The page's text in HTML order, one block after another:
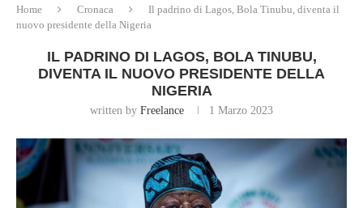
Home Cronaca
Il padrino di Lagos, Bola Tinubu, diventa il
nuovo presidente della Nigeria
IL PADRINO DI LAGOS, BOLA TINUBU,
DIVENTA IL NUOVO PRESIDENTE DELLA
NIGERIA
written by Freelance 1 Marzo 2023